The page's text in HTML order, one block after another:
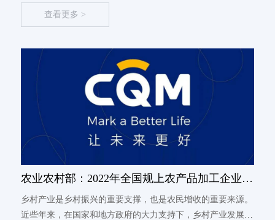
《2030年前碳达峰行动方案》部署要求，加快提升我国重点产
品碳足迹管理水平，促进相关行业绿色低碳转型，积极引导绿
查看更多 >
农业农村部：2022年全国规上农产品加工企业营
业收入超过19万亿元
乡村产业是乡村振兴的重要支撑，也是农民增收的重要来源。
近些年来，在国家和地方政府的大力支持下，乡村产业发展取